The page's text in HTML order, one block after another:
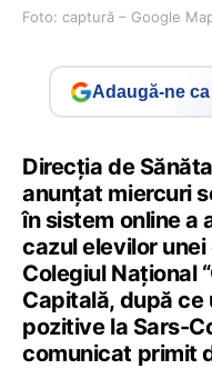
Foto: captură – Google
Adaugă-ne
Direcția de
anunțat miercuri
în sistem online a
cazul elevilor unei
Colegiul Național
Capitală, după
pozitive la Sars-
comunicat primit